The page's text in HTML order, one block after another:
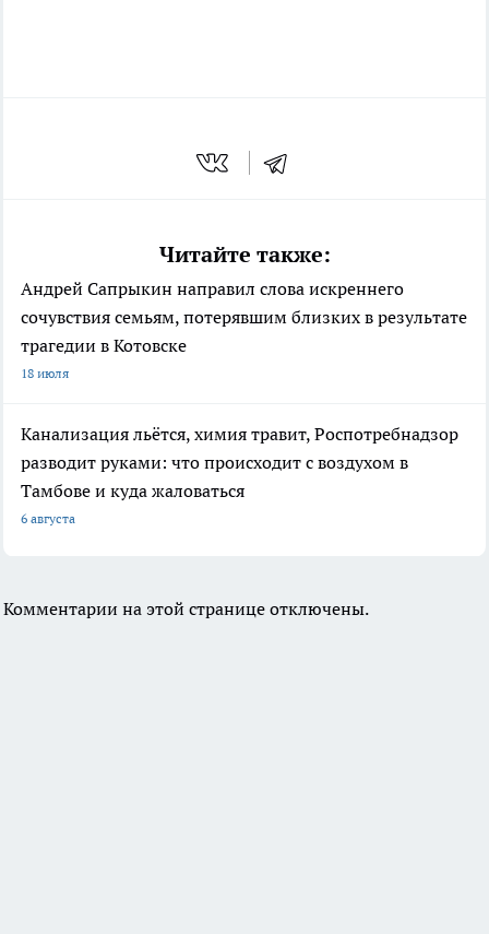
Читайте также:
Андрей Сапрыкин направил слова искреннего
сочувствия семьям, потерявшим близких в результате
трагедии в Котовске
18 июля
Канализация льётся, химия травит, Роспотребнадзор
разводит руками: что происходит с воздухом в
Тамбове и куда жаловаться
6 августа
Комментарии на этой странице отключены.